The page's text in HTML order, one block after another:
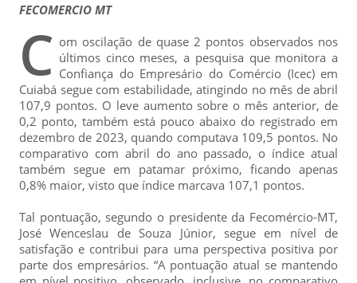
FECOMERCIO MT
C om oscilação de quase 2 pontos observados nos
últimos cinco meses, a pesquisa que monitora a
Confiança do Empresário do Comércio (Icec) em
Cuiabá segue com estabilidade, atingindo no mês de abril
107,9 pontos. O leve aumento sobre o mês anterior, de
0,2 ponto, também está pouco abaixo do registrado em
dezembro de 2023, quando computava 109,5 pontos. No
comparativo com abril do ano passado, o índice atual
também segue em patamar próximo, ficando apenas
0,8% maior, visto que índice marcava 107,1 pontos.
Tal pontuação, segundo o presidente da Fecomércio-MT,
José Wenceslau de Souza Júnior, segue em nível de
satisfação e contribui para uma perspectiva positiva por
parte dos empresários. “A pontuação atual se mantendo